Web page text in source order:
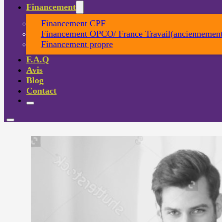
Financement
Financement CPF
Financement OPCO/ France
Financement propre
F.A.Q
Avis
Blog
Contact